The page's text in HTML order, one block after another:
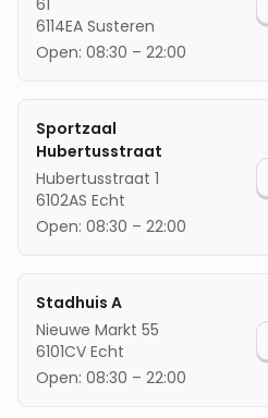
61
6114EA Susteren
Open: 08:30 – 22:00
Sportzaal
Hubertusstraat
Hubertusstraat 1
6102AS Echt
Open: 08:30 – 22:00
Stadhuis A
Nieuwe Markt 55
6101CV Echt
Open: 08:30 – 22:00
locatie